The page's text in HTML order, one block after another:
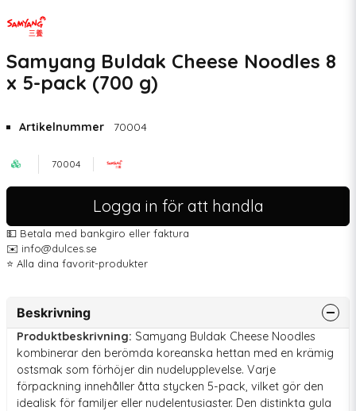
Samyang Buldak Cheese Noodles 8
x 5-pack (700 g)
Artikelnummer 70004
70004
Logga in för att handla
💵 Betala med bankgiro eller faktura
✉️ info@dulces.se
⭐️ Alla dina favorit-produkter
Beskrivning
Produktbeskrivning: Samyang Buldak Cheese Noodles
kombinerar den berömda koreanska hettan med en krämig
ostsmak som förhöjer din nudelupplevelse. Varje
förpackning innehåller åtta stycken 5-pack, vilket gör den
idealisk för familjer eller nudelentusiaster. Den distinkta gula